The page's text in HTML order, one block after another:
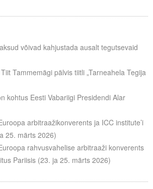
võivad kahjustada ausalt tegutsevaid
Tammemägi pälvis tiitli „Tarneahela Tegija
kohtus Eesti Vabariigi Presidendi Alar
arbitraažikonverents ja ICC institute’i
25. märts 2026)
rahvusvahelise arbitraaži konverents
Pariisis (23. ja 25. märts 2026)